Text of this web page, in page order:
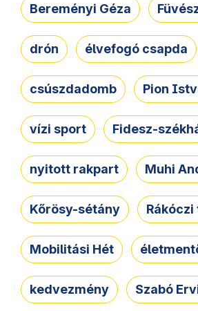
Bereményi Géza
drón élvefogó csapda
csúszdadomb Pion
vízi sport Fidesz-
nyitott rakpart Muhi
Kőrösy-sétány Rákóczi
Mobilitási Hét
kedvezmény Szabó